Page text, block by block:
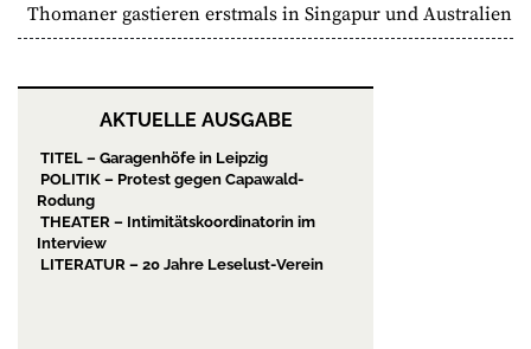
Thomaner gastieren erstmals in Singapur und Australien
AKTUELLE AUSGABE
TITEL – Garagenhöfe in Leipzig
POLITIK – Protest gegen Capawald-
Rodung
THEATER – Intimitätskoordinatorin im
Interview
LITERATUR – 20 Jahre Leselust-Verein